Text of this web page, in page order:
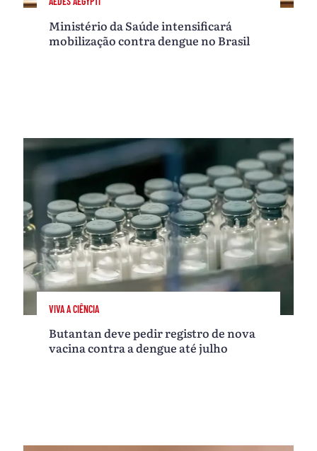
Ministério da Saúde intensificará
mobilização contra dengue no Brasil
VIVA A CIÊNCIA
Butantan deve pedir registro de nova
vacina contra a dengue até julho